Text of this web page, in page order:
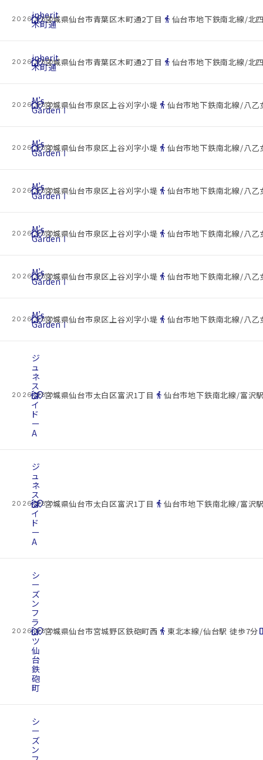
2026.08.09
cottage
inherit
木町通
location_on宮城県仙台市青葉区木町通2丁目 directions_walk 仙台市地下鉄南北線/北
2026.08.09
cottage
inherit
木町通
location_on宮城県仙台市青葉区木町通2丁目 directions_walk 仙台市地下鉄南北線/北
2026.08.09
cottage
M’s
GardenⅠ
location_on宮城県仙台市泉区上谷刈字小堤 directions_walk 仙台市地下鉄南北線/八乙
2026.08.09
cottage
M’s
GardenⅠ
location_on宮城県仙台市泉区上谷刈字小堤 directions_walk 仙台市地下鉄南北線/八乙
2026.08.09
cottage
M’s
GardenⅠ
location_on宮城県仙台市泉区上谷刈字小堤 directions_walk 仙台市地下鉄南北線/八乙
2026.08.09
cottage
M’s
GardenⅠ
location_on宮城県仙台市泉区上谷刈字小堤 directions_walk 仙台市地下鉄南北線/八乙
2026.08.09
cottage
M’s
GardenⅠ
location_on宮城県仙台市泉区上谷刈字小堤 directions_walk 仙台市地下鉄南北線/八乙
2026.08.09
cottage
M’s
GardenⅠ
location_on宮城県仙台市泉区上谷刈字小堤 directions_walk 仙台市地下鉄南北線/八乙
2026.08.09
cottage
ジ
ュ
ネ
ス
ダ
イ
ド
ー
A
location_on宮城県仙台市太白区富沢1丁目 directions_walk 仙台市地下鉄南北線/富沢
2026.08.09
cottage
ジ
ュ
ネ
ス
ダ
イ
ド
ー
A
location_on宮城県仙台市太白区富沢1丁目 directions_walk 仙台市地下鉄南北線/富沢
2026.08.09
cottage
シ
ー
ズ
ン
フ
ラ
ッ
ツ
仙
台
鉄
砲
町
location_on宮城県仙台市宮城野区鉄砲町西 directions_walk 東北本線/仙台駅 徒歩7分
シ
ー
ズ
ン